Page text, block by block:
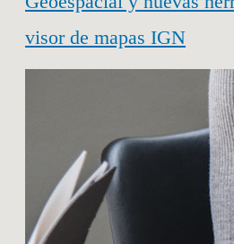
visor de mapas IGN